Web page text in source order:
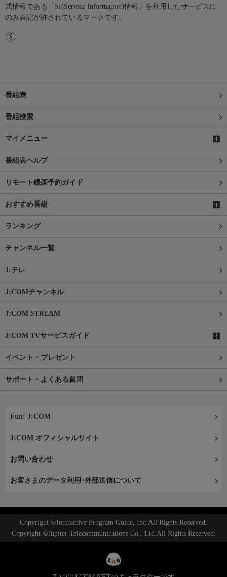
式情報である「SI(Service Information)情報」を利用したサービスに
のみ表記が許されているマークです。
番組表
番組検索
マイメニュー
番組表ヘルプ
リモート録画予約ガイド
おすすめ番組
ランキング
チャンネル一覧
J:テレ
J:COMチャンネル
J:COM STREAM
J:COM TVサービスガイド
イベント・プレゼント
サポート・よくある質問
Fun! J:COM
J:COM オフィシャルサイト
お問い合わせ
お客さまのデータ利用･外部送信について
Copyright ©Interactive Program Guide, Inc.All Rights Reserved.
Copyright ©Jupiter Telecommunications Co., Ltd.All Rights Reserved.